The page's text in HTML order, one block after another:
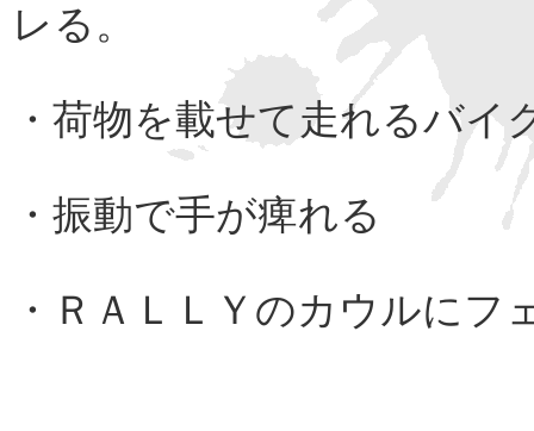
レる。
・荷物を載せて走れるバイ
・振動で手が痺れる
・ＲＡＬＬＹのカウルに